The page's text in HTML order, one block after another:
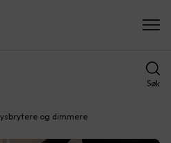
Søk
og dimmere